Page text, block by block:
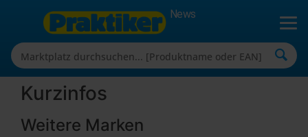
News
Kurzinfos
Weitere Marken